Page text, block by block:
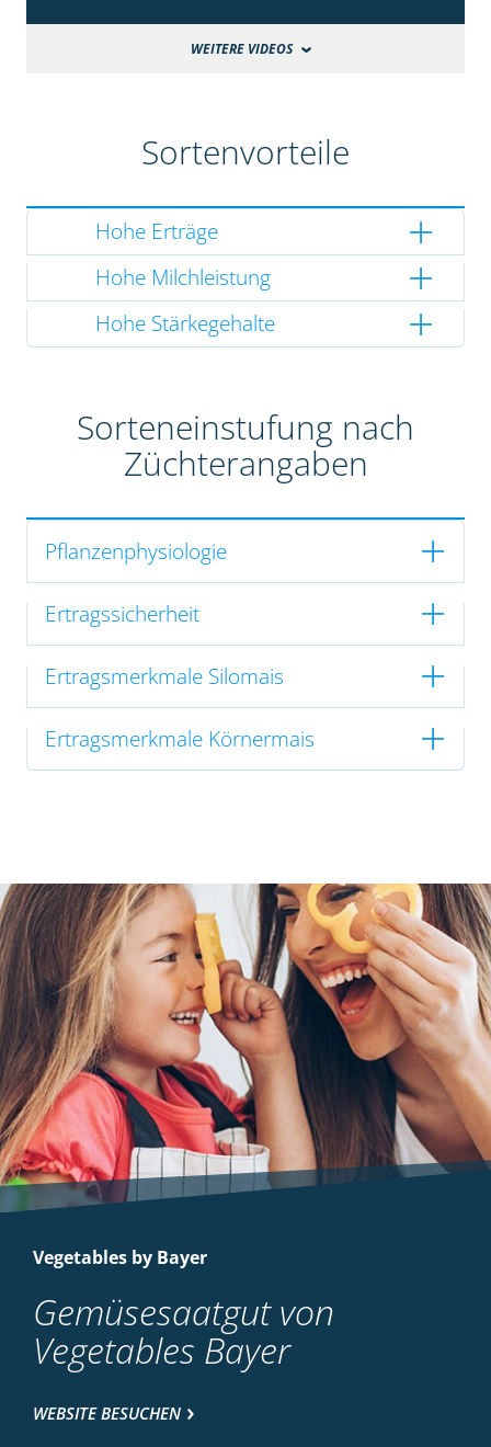
WEITERE VIDEOS
Sortenvorteile
Hohe Erträge
Hohe Milchleistung
Hohe Stärkegehalte
Sorteneinstufung nach
Züchterangaben
Pflanzenphysiologie
Ertragssicherheit
Ertragsmerkmale Silomais
Ertragsmerkmale Körnermais
Vegetables by Bayer
Gemüsesaatgut von
Vegetables Bayer
WEBSITE BESUCHEN